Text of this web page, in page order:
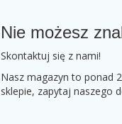
Nie możesz
Skontaktuj się z nami!
Nasz magazyn to ponad
sklepie, zapytaj naszego